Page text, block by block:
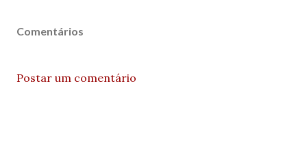
Comentários
Postar um comentário